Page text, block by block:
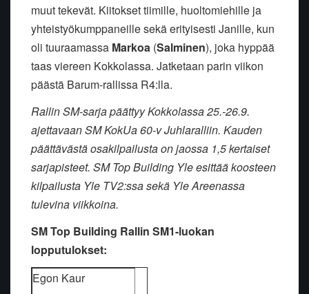
muut tekevät. Kiitokset tiimille, huoltomiehille ja
yhteistyökumppaneille sekä erityisesti Janille, kun
oli tuuraamassa Markoa (Salminen), joka hyppää
taas viereen Kokkolassa. Jatketaan parin viikon
päästä Barum-rallissa R4:lla.
Rallin SM-sarja päättyy Kokkolassa 25.-26.9.
ajettavaan SM KokUa 60-v Juhlaralliin. Kauden
päättävästä osakilpailusta on jaossa 1,5 kertaiset
sarjapisteet. SM Top Building Yle esittää koosteen
kilpailusta Yle TV2:ssa sekä Yle Areenassa
tulevina viikkoina.
SM Top Building Rallin SM1-luokan
lopputulokset:
Egon Kaur